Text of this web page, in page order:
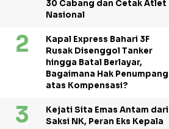
30 Cabang dan Cetak Atlet
Nasional
Kapal Express Bahari 3F
Rusak Disenggol Tanker
hingga Batal Berlayar,
Bagaimana Hak Penumpang
atas Kompensasi?
Kejati Sita Emas Antam dari
Saksi NK, Peran Eks Kepala